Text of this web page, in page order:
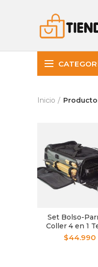
Inicio
Set Bolso-
Coller 4 en 1
H41
$44.990